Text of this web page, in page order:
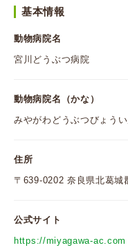
基本情報
動物病院名
宮川どうぶつ病院
動物病院名（かな）
みやがわどうぶつびょうい
住所
〒639-0202 奈良県北葛城
公式サイト
https://miyagawa-ac.com